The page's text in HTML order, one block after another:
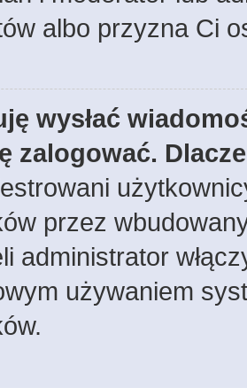
albo przyzna Ci
wysłać
zalogować.
przez
administrator
używaniem